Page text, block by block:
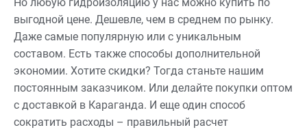
выгодной цене. Дешевле, чем в среднем по рынку.
Даже самые популярную или с уникальным
составом. Есть также способы дополнительной
экономии. Хотите скидки? Тогда станьте нашим
постоянным заказчиком. Или делайте покупки оптом
с доставкой в Караганда. И еще один способ
сократить расходы – правильный расчет